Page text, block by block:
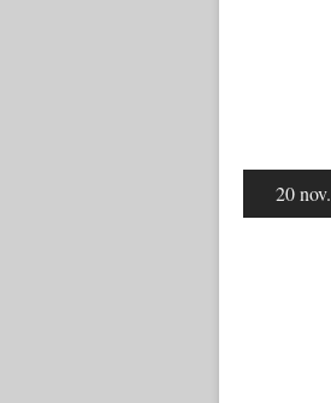
20 nov.